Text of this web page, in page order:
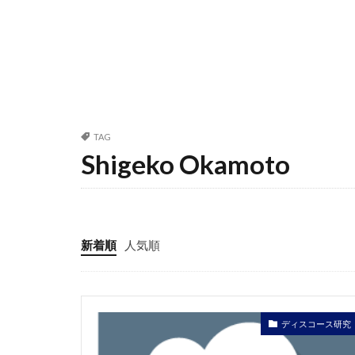
TAG
Shigeko Okamoto
新着順 人気順
ディスコース研究